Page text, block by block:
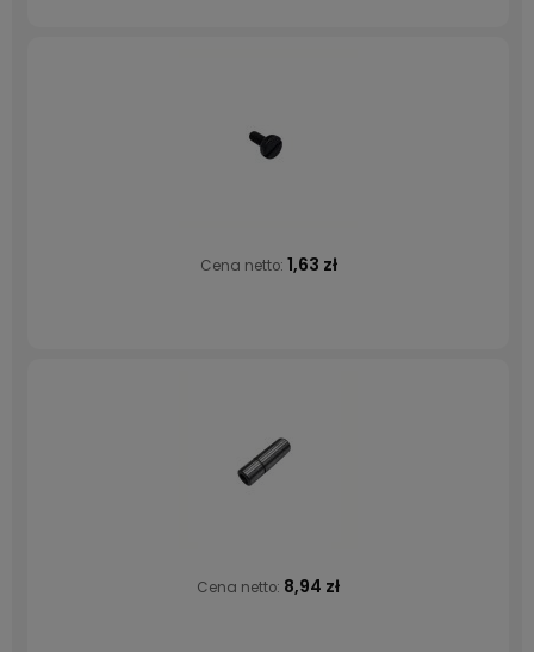
Cena netto: 1,63 zł
Cena netto: 8,94 zł